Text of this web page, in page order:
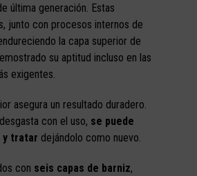
última generación. Estas
junto con procesos internos de
la capa superior de
su aptitud incluso en las
exigentes.
asegura un resultado duradero.
con el uso, se puede
y tratar dejándolo como nuevo.
con seis capas de barniz,